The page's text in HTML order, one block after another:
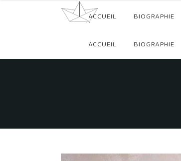
ACCUEIL BIOGRAPHIE
ACCUEIL BIOGRAPHIE